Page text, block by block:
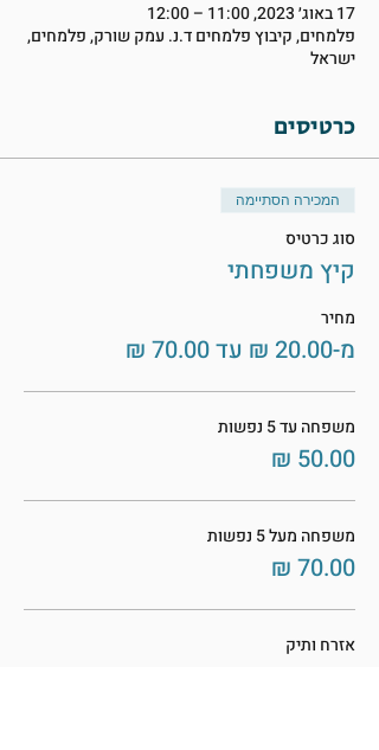
17 באוג׳ 2023, 11:00 – 12:00
פלמחים, קיבוץ פלמחים ד.נ. עמק שורק, פלמחים,
ישראל
כרטיסים
המכירה הסתיימה
סוג כרטיס
קיץ משפחתי
מחיר
מ-‏20.00 ‏₪ עד ‏70.00 ‏₪
משפחה עד 5 נפשות
משפחה מעל 5 נפשות
אזרח ותיק